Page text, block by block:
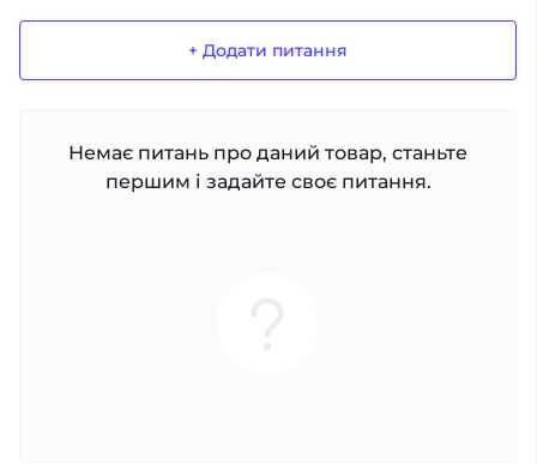
+ Додати питання
Немає питань про даний товар, станьте
першим і задайте своє питання.